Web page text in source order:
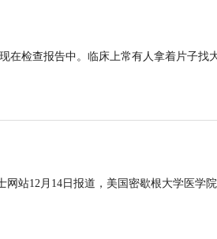
在检查报告中。临床上常有人拿着片子找
站12月14日报道，美国密歇根大学医学